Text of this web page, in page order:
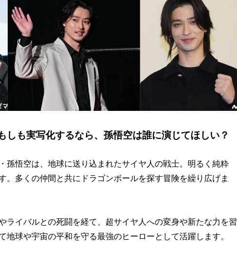
しも実写化するなら、孫悟空は誰に演じてほしい？
孫悟空は、地球に送り込まれたサイヤ人の戦士。明るく純粋
。多くの仲間と共にドラゴンボールを探す冒険を繰り広げま
ライバルとの死闘を経て、超サイヤ人への変身や新たな力を習
地球や宇宙の平和を守る最強のヒーローとして活躍します。